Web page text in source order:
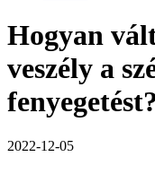
Hogyan
veszély a
fenyegetést?
2022-12-05